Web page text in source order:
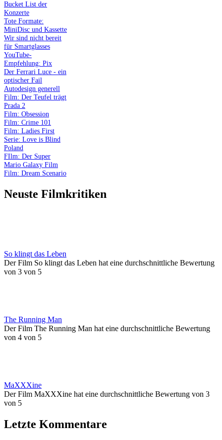
Bucket List der
Konzerte
Tote Formate:
MiniDisc und Kassette
Wir sind nicht bereit
für Smartglasses
YouTube-
Empfehlung: Pix
Der Ferrari Luce - ein
optischer Fail
Autodesign generell
Film: Der Teufel trägt
Prada 2
Film: Obsession
Film: Crime 101
Film: Ladies First
Serie: Love is Blind
Poland
FIlm: Der Super
Mario Galaxy Film
Film: Dream Scenario
Neuste Filmkritiken
So klingt das Leben
Der Film So klingt das Leben hat eine durchschnittliche Bewertung
von 3 von 5
The Running Man
Der Film The Running Man hat eine durchschnittliche Bewertung
von 4 von 5
MaXXXine
Der Film MaXXXine hat eine durchschnittliche Bewertung von 3
von 5
Letzte Kommentare